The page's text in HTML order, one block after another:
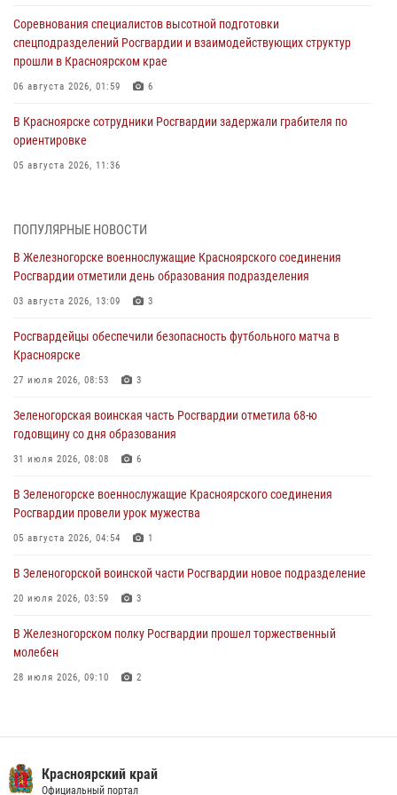
Соревнования специалистов высотной подготовки
спецподразделений Росгвардии и взаимодействующих структур
прошли в Красноярском крае
06 августа 2026, 01:59 6
В Красноярске сотрудники Росгвардии задержали грабителя по
ориентировке
05 августа 2026, 11:36
В Красноярске взрывотехники спецподразделения Росгвардии
уничтожили артиллерийский снаряд
В Красноярске сотрудники вневедомственной охраны Росгвардии
задержали подозреваемого в серии краж из гипермаркета
Сотрудники Росгвардии обеспечили общественный порядок во
время проведения экстремального заплыва в Дудинке
В Красноярске сотрудники Росгвардии задержали подозреваемого
в серии краж из супермаркета
ПОПУЛЯРНЫЕ НОВОСТИ
В Железногорске военнослужащие Красноярского соединения
Росгвардии отметили день образования подразделения
03 августа 2026, 13:09 3
Росгвардейцы обеспечили безопасность футбольного матча в
Красноярске
27 июля 2026, 08:53 3
Зеленогорская воинская часть Росгвардии отметила 68-ю
годовщину со дня образования
31 июля 2026, 08:08 6
В Зеленогорске военнослужащие Красноярского соединения
Росгвардии провели урок мужества
05 августа 2026, 04:54 1
В Зеленогорской воинской части Росгвардии новое подразделение
20 июля 2026, 03:59 3
В Железногорском полку Росгвардии прошел торжественный
молебен
28 июля 2026, 09:10 2
Росгвардейцы Зеленогорска стали знаковыми участниками
Красноярский край
Официальный портал